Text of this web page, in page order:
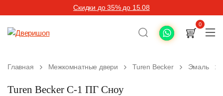
Скидки до 35% до 15.08
0
Главная Межкомнатные двери Turen Becker Эмаль
Turen Becker С-1 ПГ Сноу